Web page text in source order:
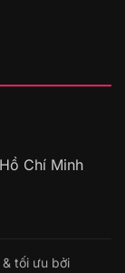
Chí Minh
tối ưu bởi